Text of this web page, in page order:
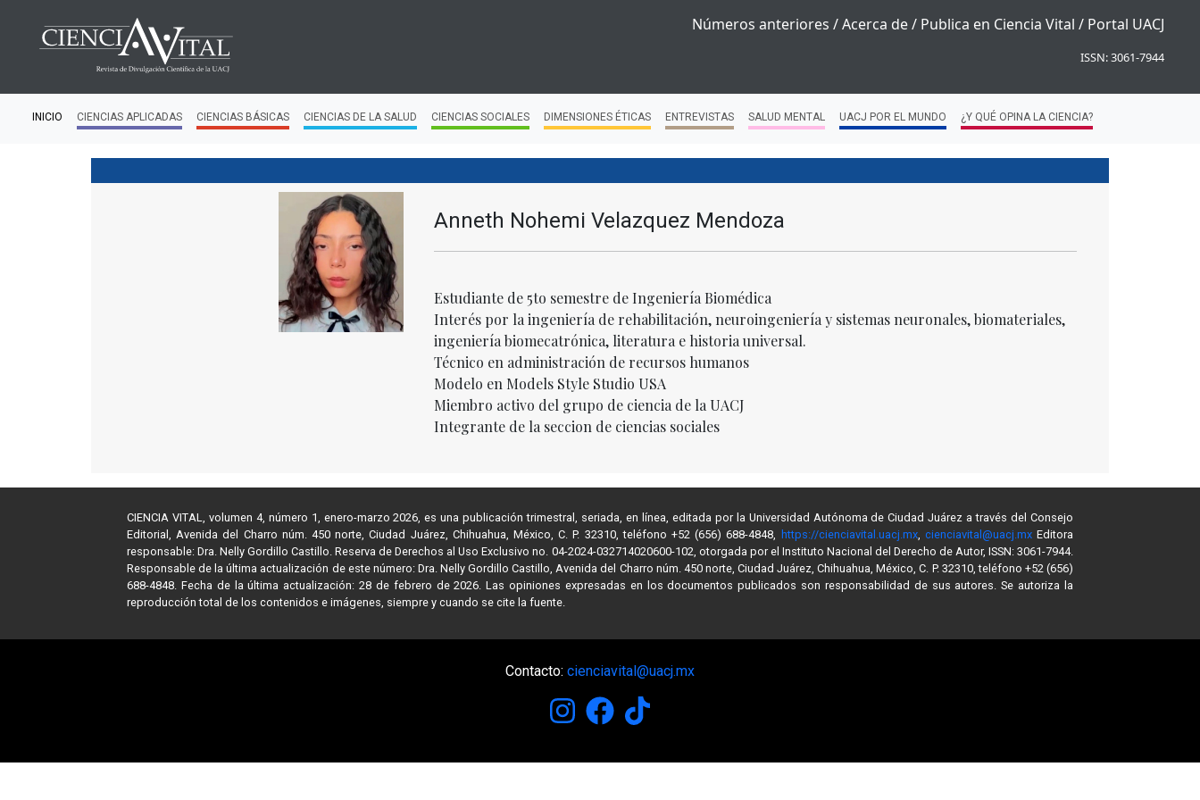
Números anteriores /Acerca de/ Publica en Ciencia Vital / Portal UACJ
ISSN: 3061-7944
INICIO CIENCIAS APLICADAS CIENCIAS BÁSICAS CIENCIAS DE LA SALUD CIENCIAS SOCIALES DIMENSIONES ÉTICAS ENTREVISTAS SALUD MENTAL UACJ POR EL MUNDO ¿Y QUÉ OPINA LA CIENCIA?
Anneth Nohemi Velazquez Mendoza
Estudiante de 5to semestre de Ingeniería Biomédica
Interés por la ingeniería de rehabilitación, neuroingeniería y sistemas neuronales, biomateriales,
ingeniería biomecatrónica, literatura e historia universal.
Técnico en administración de recursos humanos
Modelo en Models Style Studio USA
Miembro activo del grupo de ciencia de la UACJ
Integrante de la seccion de ciencias sociales
CIENCIA VITAL, volumen 4, número 1, enero-marzo 2026, es una publicación trimestral, seriada, en línea, editada por la Universidad Autónoma de Ciudad Juárez a través del Consejo
Editorial, Avenida del Charro núm. 450 norte, Ciudad Juárez, Chihuahua, México, C. P. 32310, teléfono +52 (656) 688-4848, https://cienciavital.uacj.mx, cienciavital@uacj.mxEditora
responsable: Dra. Nelly Gordillo Castillo. Reserva de Derechos al Uso Exclusivo no. 04-2024-032714020600-102, otorgada por el Instituto Nacional del Derecho de Autor, ISSN: 3061-7944.
Responsable de la última actualización de este número: Dra. Nelly Gordillo Castillo, Avenida del Charro núm. 450 norte, Ciudad Juárez, Chihuahua, México, C. P. 32310, teléfono +52 (656)
688-4848. Fecha de la última actualización: 28 de febrero de 2026. Las opiniones expresadas en los documentos publicados son responsabilidad de sus autores. Se autoriza la
reproducción total de los contenidos e imágenes, siempre y cuando se cite la fuente.
Contacto: cienciavital@uacj.mx